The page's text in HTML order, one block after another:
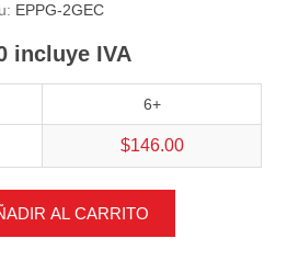
EPPG-2GEC
incluye IVA
6+
$146.00
AL CARRITO